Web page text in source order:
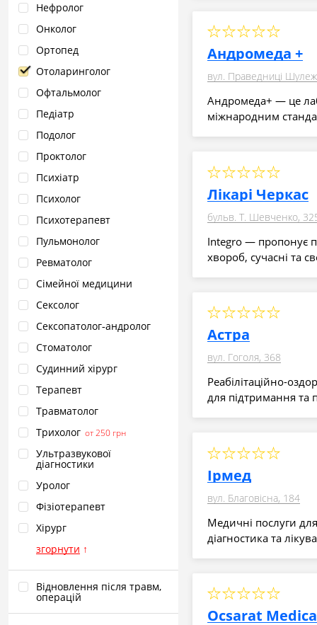
Нефролог
Онколог
Ортопед
Отоларинголог
Офтальмолог
Педіатр
Подолог
Проктолог
Психіатр
Психолог
Психотерапевт
Пульмонолог
Ревматолог
Сімейної медицини
Сексолог
Сексопатолог‑андролог
Стоматолог
Судинний хірург
Терапевт
Травматолог
Трихолог от 250 грн
Ультразвукової
діагностики
Уролог
Фізіотерапевт
Хірург
згорнути ↑
Відновлення після травм,
операцій
Андромеда +
вул. Праведниці
Андромеда+ — це
міжнародним
Лікарі Черкас
бульв. Т. Шевченко,
Integro — пропонує
хвороб, сучасні та
Астра
вул. Гоголя, 368
Реабілітаційно-
для підтримання та
Ірмед
вул. Благовісна, 184
Медичні послуги для
діагностика та
Ocsarat